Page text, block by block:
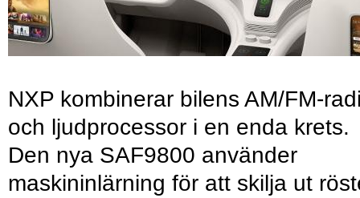
NXP kombinerar bilens AM/FM-
och ljudprocessor i en enda krets.
Den nya SAF9800 använder
maskininlärning för att skilja ut